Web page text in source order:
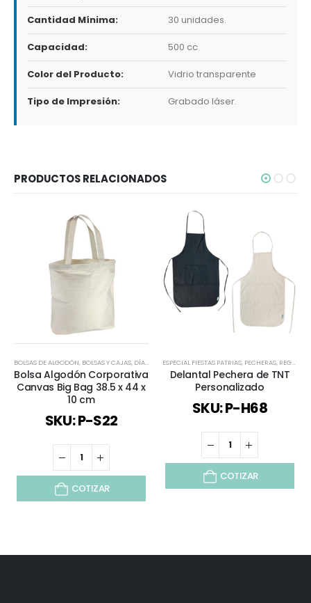
Cantidad Mínima: 30 unidades.
Capacidad: 500 cc
Color del Producto: Vidrio transparente
Tipo de Impresión: Grabado láser.
PRODUCTOS RELACIONADOS
BOLSAS DE ALGODÓN, BOLSAS Y CAJAS, DÍA DE LA MADRE , DÍA DEL TRABAJADOR,ESPECIAL
Bolsa Algodón Corporativa
Canvas Big Bag 38.5 x 44 x
10 cm
SKU: P-S22
COTIZAR
ESPECIAL FIESTAS PATRIAS, PECHERAS, REGALOS DÍA DEL PADRE
Delantal Pechera de TNT
Personalizado
SKU: P-H68
COTIZAR